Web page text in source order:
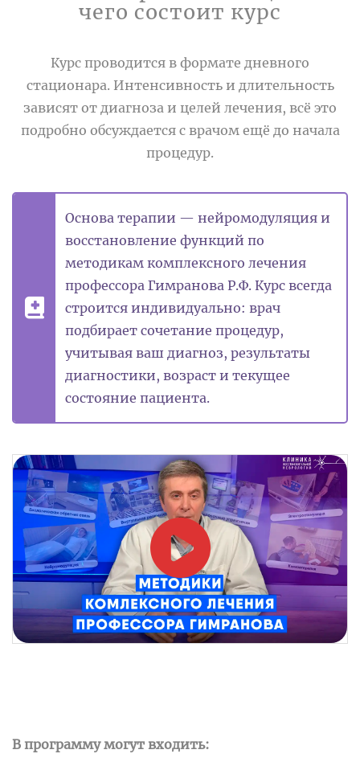
чего состоит курс
Курс проводится в формате дневного
стационара. Интенсивность и длительность
зависят от диагноза и целей лечения, всё это
подробно обсуждается с врачом ещё до начала
процедур.
Основа терапии — нейромодуляция и
восстановление функций по
методикам комплексного лечения
профессора Гимранова Р.Ф. Курс всегда
строится индивидуально: врач
подбирает сочетание процедур,
учитывая ваш диагноз, результаты
диагностики, возраст и текущее
состояние пациента.
В программу могут входить: